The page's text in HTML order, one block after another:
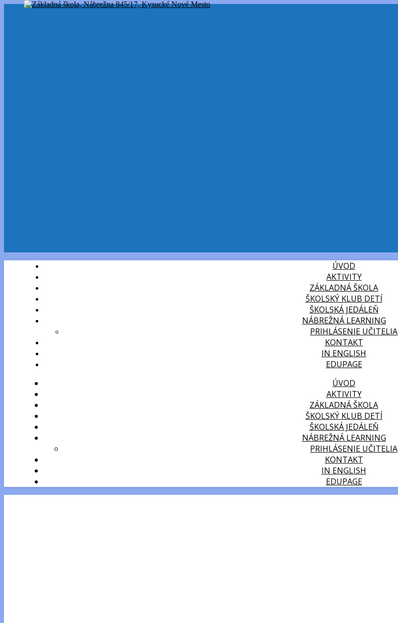
ÚVOD
AKTIVITY
ZÁKLADNÁ ŠKOLA
ŠKOLSKÝ KLUB DETÍ
ŠKOLSKÁ JEDÁLEŇ
NÁBREŽNÁ LEARNING
PRIHLÁSENIE UČITELIA
KONTAKT
IN ENGLISH
EDUPAGE
ÚVOD
AKTIVITY
ZÁKLADNÁ ŠKOLA
ŠKOLSKÝ KLUB DETÍ
ŠKOLSKÁ JEDÁLEŇ
NÁBREŽNÁ LEARNING
PRIHLÁSENIE UČITELIA
KONTAKT
IN ENGLISH
EDUPAGE